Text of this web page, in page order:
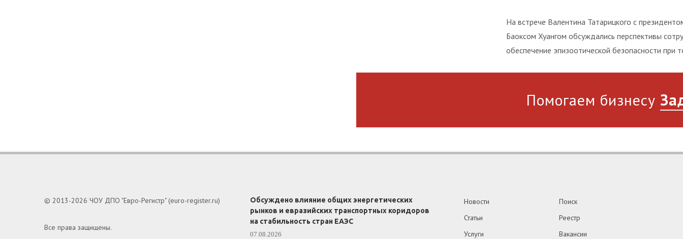
На встрече Валентина Татарицкого с
Баоксом Хуангом обсуждались перспективы
обеспечение эпизоотической безопасности при
Помогаем бизнесу
© 2013-2026 ЧОУ ДПО "Евро-Регистр" (euro-register.ru)
Все права защищены.
Обсуждено влияние общих энергетических
рынков и евразийских транспортных коридоров
на стабильность стран ЕАЭС
07.08.2026
Новости
Статьи
Услуги
Поиск
Реестр
Вакансии